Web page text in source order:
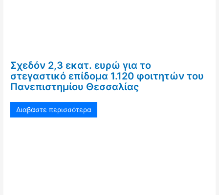
Σχεδόν 2,3 εκατ. ευρώ για το
στεγαστικό επίδομα 1.120 φοιτητών του
Πανεπιστημίου Θεσσαλίας
Διαβάστε περισσότερα